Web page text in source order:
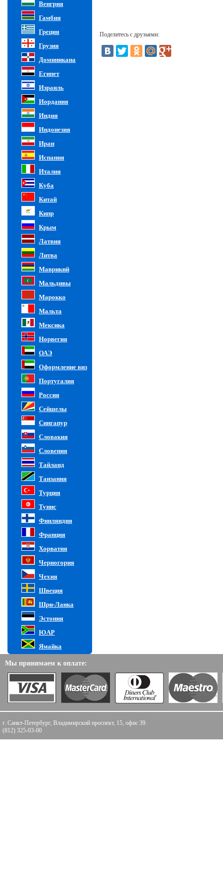
Венгрия
Гамбия
Греция
Грузия
Доминикана
Египет
Израиль
Иордания
Индия
Индонезия
Иран
Испания
Италия
Куба
Китай
Кипр
Крым
Латвия
Литва
Маврикий
Мальдивы
Марокко
Мальта
Мексика
Норвегия
ОАЭ
Оформление виз
Португалия
Россия
Сейшелы
Сингапур
Словакия
Словения
Тайланд
Танзания
Турция
Тунис
Финляндия
Франция
Хорватия
Черногория
Чехия
Швеция
Шри-Ланка
Эстония
ЮАР
Ямайка
Поделитесь с друзьями:
Мы принимаем к оплате:
г. Санкт-Петербург, Владимирский проспект, 15, офис 39.
(812) 325-03-00